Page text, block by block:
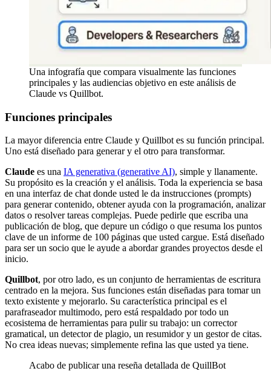
Una infografía que compara visualmente las funciones
principales y las audiencias objetivo en este análisis de
Claude vs Quillbot.
Funciones principales
La mayor diferencia entre Claude y Quillbot es su función principal.
Uno está diseñado para generar y el otro para transformar.
Claude es una IA generativa (generative AI), simple y llanamente.
Su propósito es la creación y el análisis. Toda la experiencia se basa
en una interfaz de chat donde usted le da instrucciones (prompts)
para generar contenido, obtener ayuda con la programación, analizar
datos o resolver tareas complejas. Puede pedirle que escriba una
publicación de blog, que depure un código o que resuma los puntos
clave de un informe de 100 páginas que usted cargue. Está diseñado
para ser un socio que le ayude a abordar grandes proyectos desde el
inicio.
Quillbot, por otro lado, es un conjunto de herramientas de escritura
centrado en la mejora. Sus funciones están diseñadas para tomar un
texto existente y mejorarlo. Su característica principal es el
parafraseador multimodo, pero está respaldado por todo un
ecosistema de herramientas para pulir su trabajo: un corrector
gramatical, un detector de plagio, un resumidor y un gestor de citas.
No crea ideas nuevas; simplemente refina las que usted ya tiene.
Acabo de publicar una reseña detallada de QuillBot